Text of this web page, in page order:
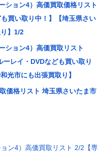
ション4）高価買取価格リスト
買い取り中！】【埼玉県さい
】1/2
ション4）高価買取リスト
レイ・DVDなども買い取り
光市にも出張買取り】
価格リスト 埼玉県さいたま市
ン4）高価買取リスト 2/2【専